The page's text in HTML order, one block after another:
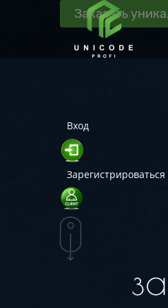
Заказать
Вход
Зарегистрироваться